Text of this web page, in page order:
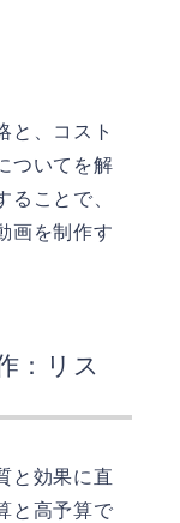
と、コスト
ついてを解
ことで、
画を制作す
：リス
と効果に直
と高予算で